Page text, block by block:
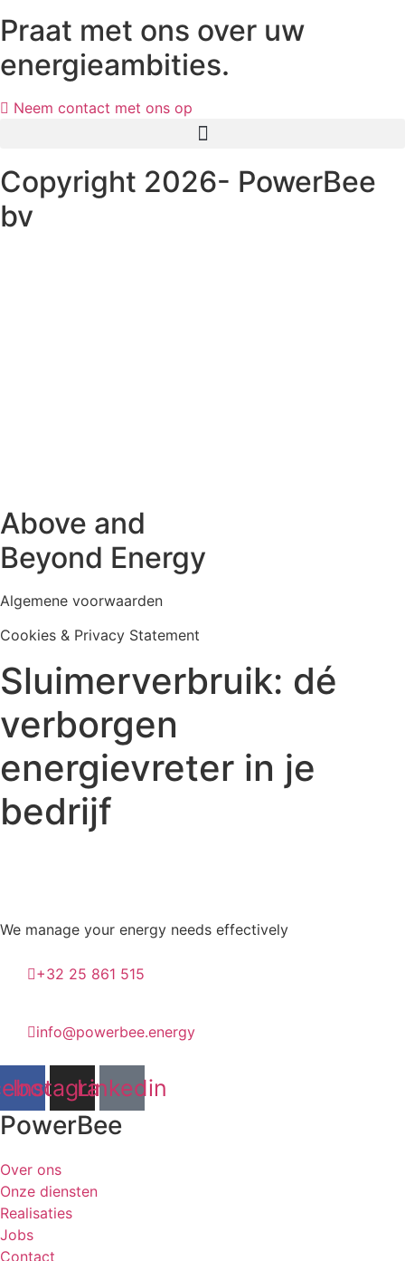
Praat met ons over uw
energieambities.
Neem contact met ons op
Copyright 2026- PowerBee
bv
Above and
Beyond Energy
Algemene voorwaarden
Cookies & Privacy Statement
Sluimerverbruik: dé
verborgen
energievreter in je
bedrijf
We manage your energy needs effectively
+32 25 861 515
info@powerbee.energy
InstagramLinkedin
PowerBee
Over ons
Onze diensten
Realisaties
Jobs
Contact